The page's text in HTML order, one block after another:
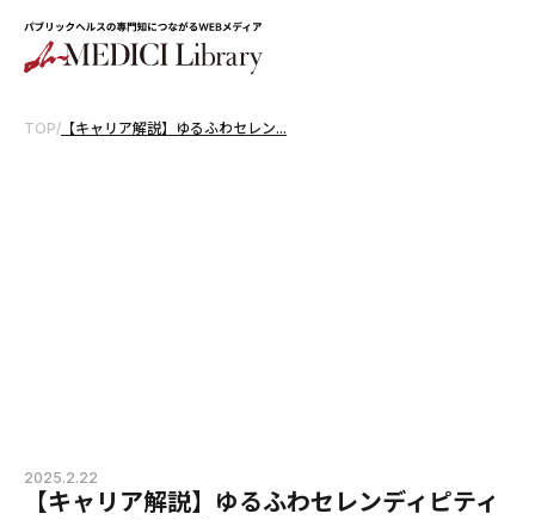
TOP/ 【キャリア解説】ゆるふわセレン...
2025.2.22
【キャリア解説】ゆるふわセレンディピティ